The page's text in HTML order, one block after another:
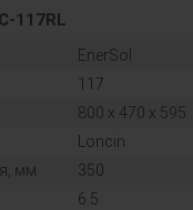
117RL
EnerSol
117
800 х 470 х 595
Loncin
мм
350
6.5